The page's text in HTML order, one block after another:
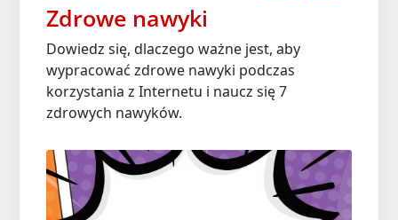
Zdrowe nawyki
Dowiedz się, dlaczego ważne jest, aby
wypracować zdrowe nawyki podczas
korzystania z Internetu i naucz się 7
zdrowych nawyków.